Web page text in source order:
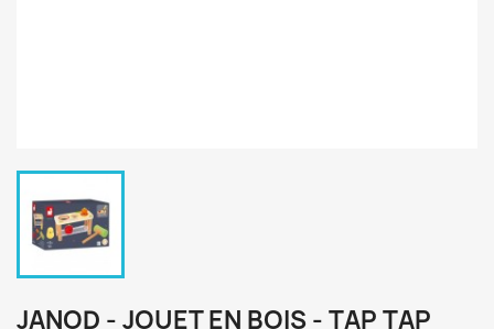
JANOD - JOUET EN BOIS - TAP TAP